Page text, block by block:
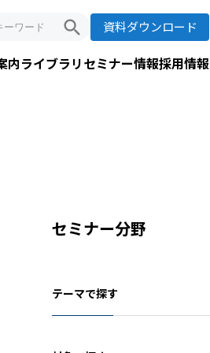
search 資料ダウンロード
内ライブラリセミナー情報採用情報
セミナー分野
テーマで探す